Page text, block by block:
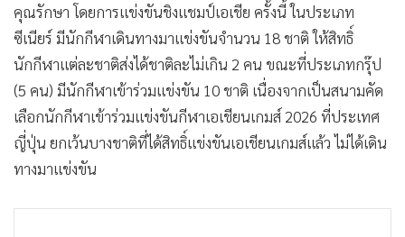
คุณรักษา โดยการแข่งขันชิงแชมป์เอเชีย ครั้งนี้ ในประเภท
ซีเนียร์ มีนักกีฬาเดินทางมาแข่งขันจำนวน 18 ชาติ ให้สิทธิ์
นักกีฬาแต่ละชาติส่งได้ชาติละไม่เกิน 2 คน ขณะที่ประเภทกรุ๊ป
(5 คน) มีนักกีฬาเข้าร่วมแข่งขัน 10 ชาติ เนื่องจากเป็นสนามคัด
เลือกนักกีฬาเข้าร่วมแข่งขันกีฬาเอเชียนเกมส์ 2026 ที่ประเทศ
ญี่ปุ่น ยกเว้นบางชาติที่ได้สิทธิ์แข่งขันเอเชียนเกมส์แล้ว ไม่ได้เดิน
ทางมาแข่งขัน